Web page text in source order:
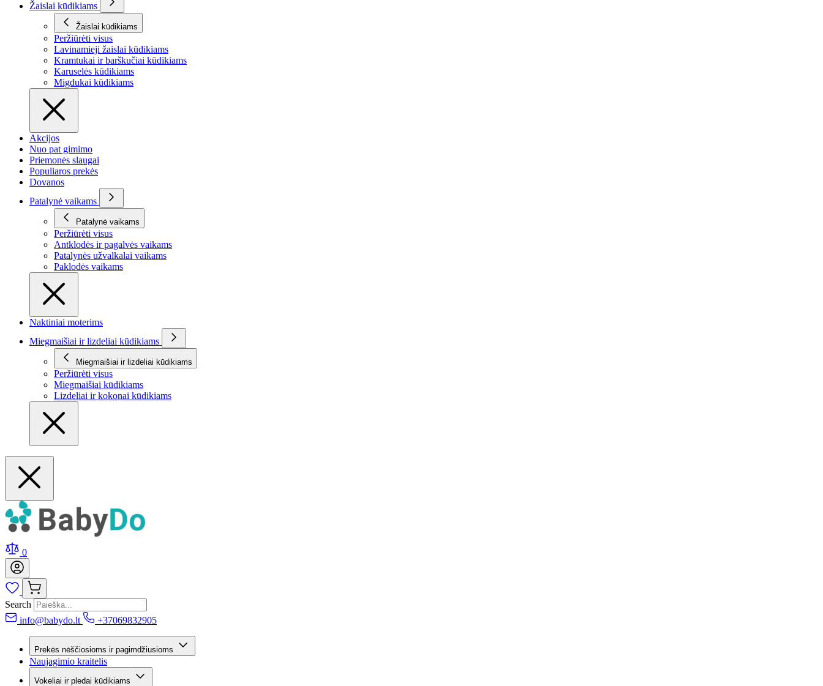
Žaislai kūdikiams
Žaislai kūdikiams
Peržiūrėti visus
Lavinamieji žaislai kūdikiams
Kramtukai ir barškučiai kūdikiams
Karuselės kūdikiams
Migdukai kūdikiams
Akcijos
Nuo pat gimimo
Priemonės slaugai
Populiaros prekės
Dovanos
Patalynė vaikams
Patalynė vaikams
Peržiūrėti visus
Antklodės ir pagalvės vaikams
Patalynės užvalkalai vaikams
Paklodės vaikams
Naktiniai moterims
Miegmaišiai ir lizdeliai kūdikiams
Miegmaišiai ir lizdeliai kūdikiams
Peržiūrėti visus
Miegmaišiai kūdikiams
Lizdeliai ir kokonai kūdikiams
0
Search
info@babydo.lt
+37069832905
Prekės nėščiosioms ir pagimdžiusioms
Naujagimio kraitelis
Vokeliai ir pledai kūdikiams